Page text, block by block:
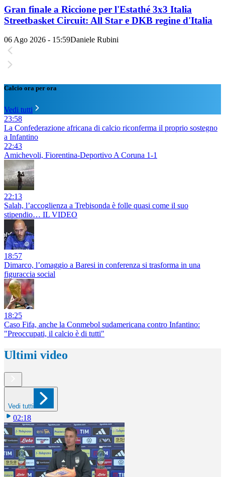
Gran finale a Riccione per l'Estathé 3x3 Italia
Streetbasket Circuit: All Star e DKB regine d'Italia
06 Ago 2026 - 15:59Daniele Rubini
Calcio ora per ora
Vedi tutti
23:58
La Confederazione africana di calcio riconferma il proprio sostegno
a Infantino
22:43
Amichevoli, Fiorentina-Deportivo A Coruna 1-1
22:13
Salah, l’accoglienza a Trebisonda è folle quasi come il suo
stipendio… IL VIDEO
18:57
Dimarco, l’omaggio a Baresi in conferenza si trasforma in una
figuraccia social
18:25
Caso Fifa, anche la Conmebol sudamericana contro Infantino:
"Preoccupati, il calcio è di tutti"
Ultimi video
Vedi tutti
02:18